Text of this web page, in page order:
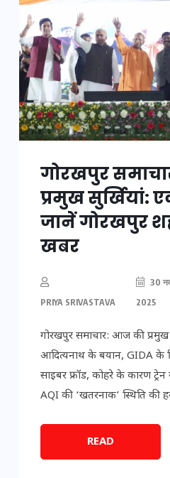
गोरखपुर
प्रमुख सुर्खियां:
जानें गोरखपुर
खबर
PRIYA SRIVASTAVA
30
2025
गोरखपुर समाचार: आज की प्रमुख
आदित्यनाथ के बयान, GIDA के
साइबर फ्रॉड, कोहरे के कारण
AQI की ‘खतरनाक’ स्थिति की
READ